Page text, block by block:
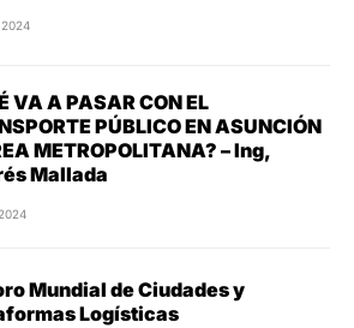
2024
VA A PASAR CON EL
PÚBLICO EN ASUNCIÓN
METROPOLITANA? – Ing,
Mallada
Mundial de Ciudades y
Logísticas